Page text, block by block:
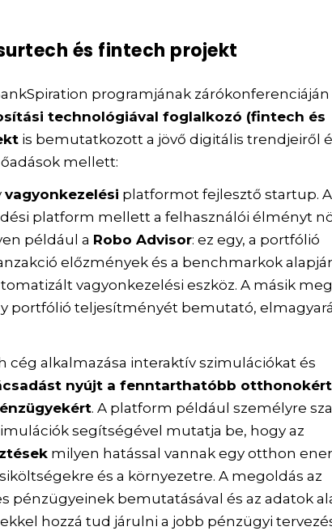
és fintech projekt
programjának zárókonferenciáján
technológiával foglalkozó (fintech és
is bemutatkozott a jövő digitális trendjeiről
mellett:
vagyonkezelési platformot fejlesztő startup. A
platform mellett a felhasználói élményt
például a Robo Advisor: ez egy, a portfólió
előzmények és a benchmarkok
vagyonkezelési eszköz. A másik
portfólió teljesítményét bemutató,
cég alkalmazása interaktív szimulációkat és
nyújt a fenntarthatóbb otthonokért
. A platform például személyre
segítségével mutatja be, hogy az
milyen hatással vannak egy otthon
és a környezetre. A megoldás az
pénzügyeinek bemutatásával és az adatok
hozzá tud járulni a jobb pénzügyi